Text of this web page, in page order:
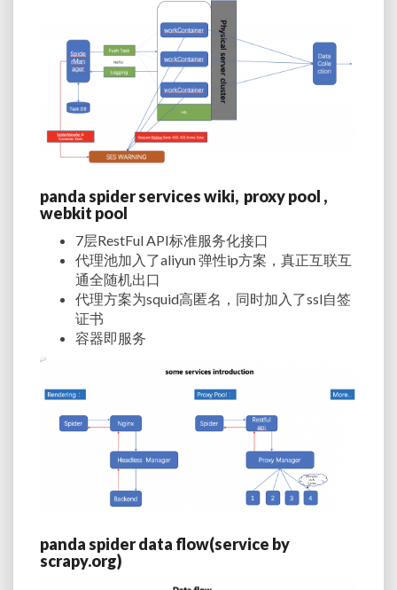
panda spider services wiki, proxy pool ,
webkit pool
7层RestFul API标准服务化接口
代理池加入了aliyun 弹性ip方案，真正互联互
通全随机出口
代理方案为squid高匿名，同时加入了ssl自签
证书
容器即服务
panda spider data flow(service by
scrapy.org)